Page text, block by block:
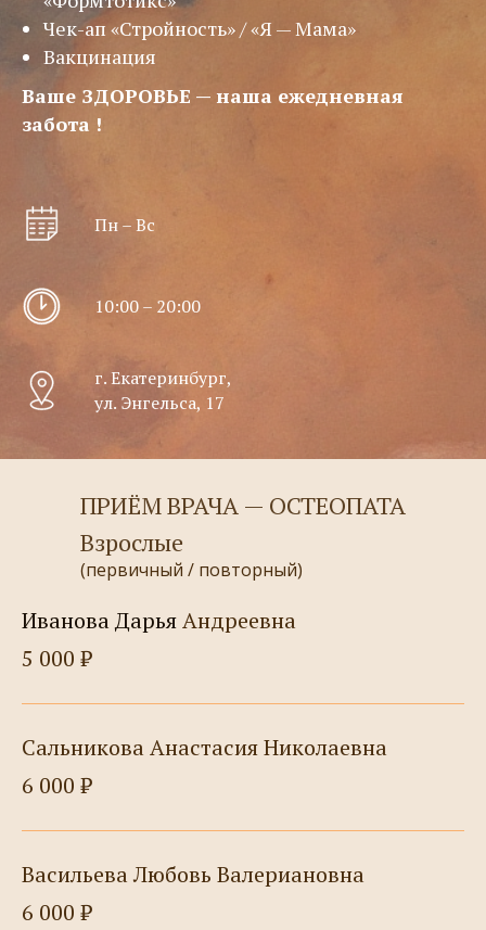
Чек-ап «Стройность» / «Я — Мама»
Вакцинация
Ваше ЗДОРОВЬЕ — наша ежедневная
забота !
Пн – Вс
10:00 – 20:00
г. Екатеринбург,
ул. Энгельса, 17
ПРИЁМ ВРАЧА — ОСТЕОПАТА
Взрослые
(первичный / повторный)
Иванова ДарьяАндреевна
5 000 ₽
Сальникова Анастасия Николаевна
6 000 ₽
Васильева Любовь Валериановна
6 000 ₽